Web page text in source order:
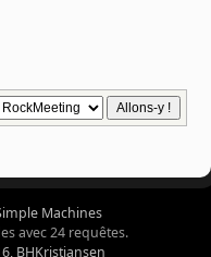
Machines
avec 24 requêtes.
BHKristiansen